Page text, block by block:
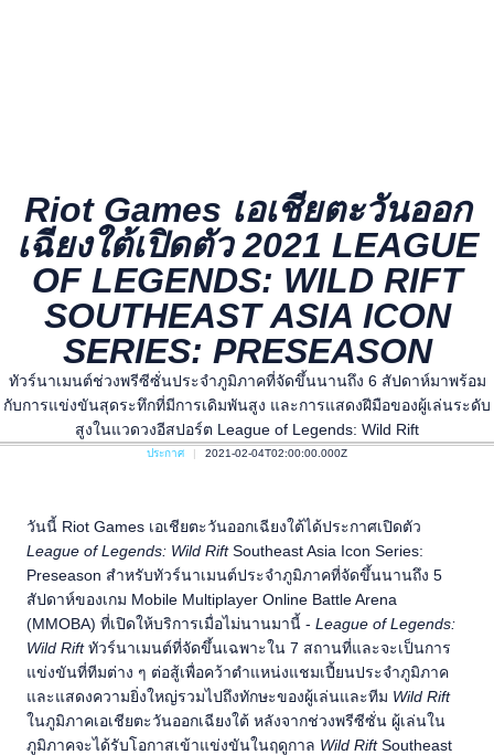
Riot Games เอเชียตะวันออก
เฉียงใต้เปิดตัว 2021 LEAGUE
OF LEGENDS: WILD RIFT
SOUTHEAST ASIA ICON
SERIES: PRESEASON
ทัวร์นาเมนต์ช่วงพรีซีซั่นประจำภูมิภาคที่จัดขึ้นนานถึง 6 สัปดาห์มาพร้อม
กับการแข่งขันสุดระทึกที่มีการเดิมพันสูง และการแสดงฝีมือของผู้เล่นระดับ
สูงในแวดวงอีสปอร์ต League of Legends: Wild Rift
ประกาศ 2021-02-04T02:00:00.000Z
วันนี้ Riot Games เอเชียตะวันออกเฉียงใต้ได้ประกาศเปิดตัว
League of Legends: Wild RiftSoutheast Asia Icon Series:
Preseason สำหรับทัวร์นาเมนต์ประจำภูมิภาคที่จัดขึ้นนานถึง 5
สัปดาห์ของเกม Mobile Multiplayer Online Battle Arena
(MMOBA) ที่เปิดให้บริการเมื่อไม่นานมานี้ - League of Legends:
Wild Riftทัวร์นาเมนต์ที่จัดขึ้นเฉพาะใน 7 สถานที่และจะเป็นการ
แข่งขันที่ทีมต่าง ๆ ต่อสู้เพื่อคว้าตำแหน่งแชมเปี้ยนประจำภูมิภาค
และแสดงความยิ่งใหญ่รวมไปถึงทักษะของผู้เล่นและทีม Wild Rift
ในภูมิภาคเอเชียตะวันออกเฉียงใต้ หลังจากช่วงพรีซีซั่น ผู้เล่นใน
ภูมิภาคจะได้รับโอกาสเข้าแข่งขันในฤดูกาล Wild RiftSoutheast